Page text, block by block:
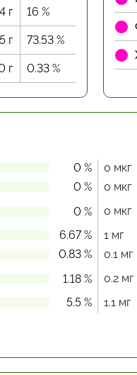
г 16 %
г 73.53 %
г 0.33 %
0 %
0 мкг
0 %
0 мкг
0 %
0 мкг
6.67 %
1 мг
0.83 %
0.1 мг
1.18 %
0.2 мг
5.5 % 1.1 мг